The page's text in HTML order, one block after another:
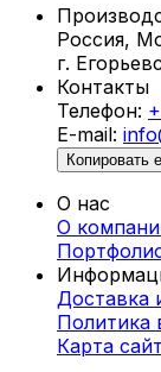
Россия,
г.
Контакты
Телефон:
E-mail:
Копировать
О нас
О
Доставка
Политика
Карта